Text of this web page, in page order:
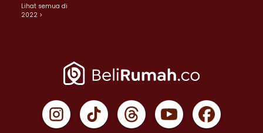
Lihat semua di
2022 >